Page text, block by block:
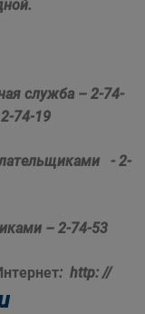
служба – 2-74-
74-19
- 2-
– 2-74-53
: http: //